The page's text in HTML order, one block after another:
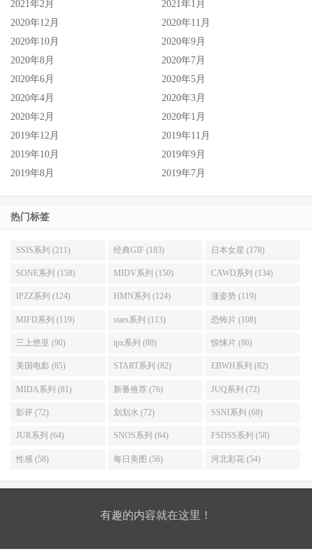
2021年2月
2021年1月
2020年12月
2020年11月
2020年10月
2020年9月
2020年8月
2020年7月
2020年6月
2020年5月
2020年4月
2020年3月
2020年2月
2020年1月
2019年12月
2019年11月
2019年10月
2019年9月
2019年8月
2019年7月
热门标签
SSIS系列 (211) 经典GIF (183) 日本女星 (178)
SONE系列 (158) MIDV系列 (150) CAWD系列 (134)
IPZZ系列 (124) HMN系列 (124) 涨姿势 (119)
MIFD系列 (119) stars系列 (113) 恐怖片 (108)
三上悠亚 (90) ipx系列 (88) 惊悚片 (86)
美国电影 (85) START系列 (82) EBWH系列 (82)
MIDA系列 (81) 新番推荐 (76) JUQ系列 (72)
影评 (72) 划划水 (72) SSNI系列 (68)
JUR系列 (64) SNOS系列 (64) FSDSS系列 (58)
性感 (58) 每日美图 (56) 河北彩花 (54)
有趣的内容就在这里！